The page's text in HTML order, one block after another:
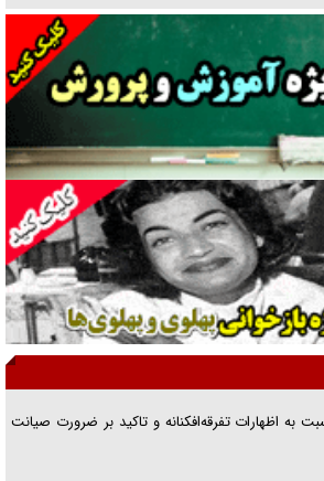
جفای مخالفان مکانت معنوی رهبر شهید را
می‌شود؟
سیاست خارجی
روزنامه جوان با برنامه تلویزیونی «نبرد
به اظهارات تفرقه‌افکنانه و تاکید بر ضرورت صیانت